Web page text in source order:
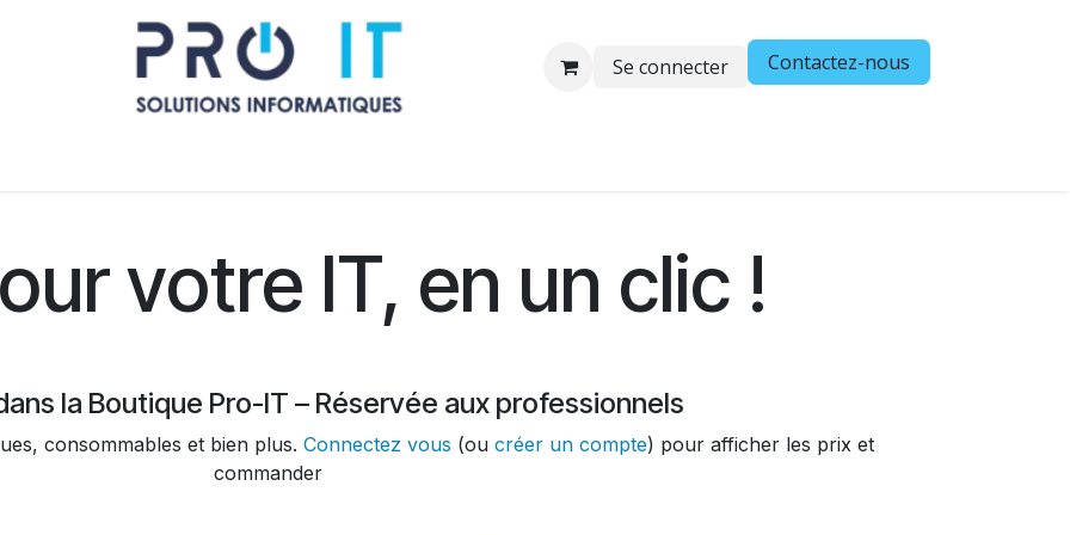
Se connecter Contactez-nous
votre IT, en un clic !
la Boutique Pro-IT – Réservée aux professionnels
consommables et bien plus. Connectez vous (ou créer un compte) pour afficher les prix et
commander